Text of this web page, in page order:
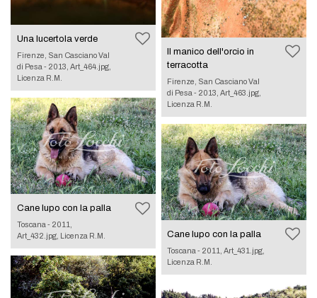
Una lucertola verde
Firenze, San Casciano Val
di Pesa - 2013, Art_464.jpg,
Licenza R.M.
Cane lupo con la palla
Toscana - 2011,
Art_432.jpg, Licenza R.M.
Il manico dell'orcio in
terracotta
Firenze, San Casciano Val
di Pesa - 2013, Art_463.jpg,
Licenza R.M.
Cane lupo con la palla
Toscana - 2011, Art_431.jpg,
Licenza R.M.